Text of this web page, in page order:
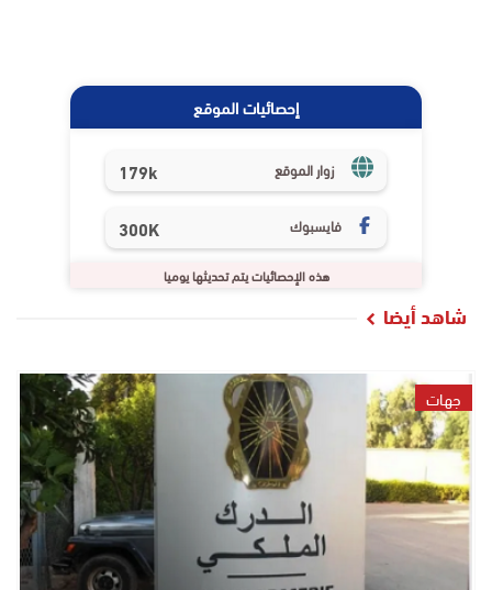
إحصائيات الموقع
زوار الموقع 179k
فايسبوك 300K
هذه الإحصائيات يتم تحديثها يوميا
شاهد أيضا
جهات